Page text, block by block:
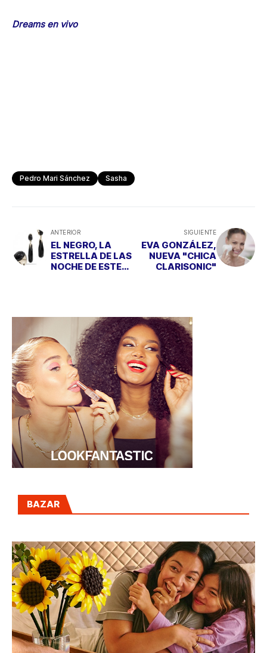
Dreams en vivo
Pedro Mari Sánchez Sasha
ANTERIOR
EL NEGRO, LA
ESTRELLA DE LAS
NOCHE DE ESTE
SIGUIENTE
EVA GONZÁLEZ,
NUEVA "CHICA
CLARISONIC"
BAZAR